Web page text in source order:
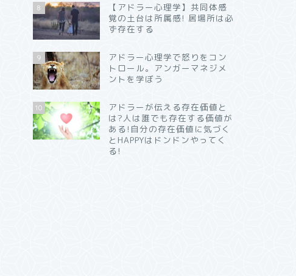
8
【アドラー心理学】共同体感
覚の土台は所属感! 居場所は必
ず存在する
9
アドラー心理学で怒りをコン
トロール。アンガーマネジメ
ントを学ぼう
10
アドラーが伝える存在価値と
は?人は誰でも存在する価値が
ある!自分の存在価値に気づく
とHAPPYはドンドンやってく
る!